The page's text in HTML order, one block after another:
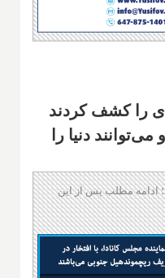
را کشف کردند
دنیا را
ادامه مطلب پس از این